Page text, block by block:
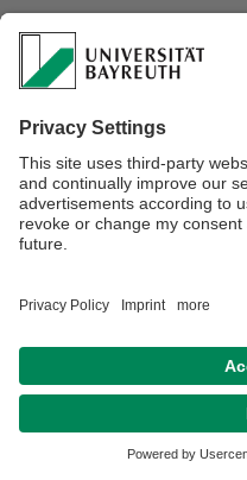
Verantwortlich für die Redaktion:
Datenschutzerklärung
Barrierefreiheitserklärung